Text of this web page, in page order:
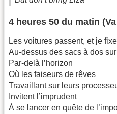
4 heures 50 du matin
Les voitures passent, et je
Au-dessus des sacs à dos
Par-delà l’horizon
Où les faiseurs de rêves
Travaillant sur leurs
Invitent l’imprudent
À se lancer en quête de